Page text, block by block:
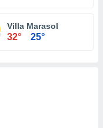
Villa Marasol
32° 25°